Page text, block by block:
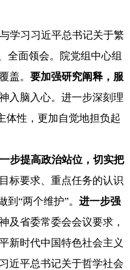
学习习近平总书记关于繁
全面领会。院党组中心组
盖。 要加强研究阐释，服
入脑入心。 进一步深刻理
体性，更加自觉地担负起
步提高政治站位，切实把
标要求、重点任务的认识
“两个维护”。 进一步强
及省委常委会会议要求，
新时代中国特色社会主义
习近平总书记关于哲学社会